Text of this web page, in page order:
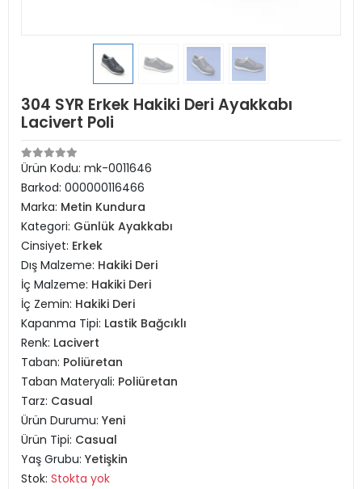
304 SYR Erkek Hakiki Deri Ayakkabı
Lacivert Poli
Ürün Kodu: mk-0011646
Barkod: 000000116466
Marka: Metin Kundura
Kategori: Günlük Ayakkabı
Cinsiyet: Erkek
Dış Malzeme: Hakiki Deri
İç Malzeme: Hakiki Deri
İç Zemin: Hakiki Deri
Kapanma Tipi: Lastik Bağcıklı
Renk: Lacivert
Taban: Poliüretan
Taban Materyali: Poliüretan
Tarz: Casual
Ürün Durumu: Yeni
Ürün Tipi: Casual
Yaş Grubu: Yetişkin
Stok: Stokta yok